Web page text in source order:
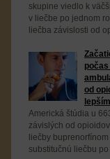
skupine viedlo k
v liečbe po jednom
liečba závislosti od
od
Americká štúdia u
závislých od
liečby
substitučnú liečbu